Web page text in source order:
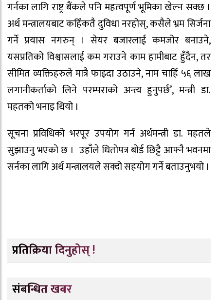
गर्नका लागि राष्ट्र बैंकले पनि महत्वपूर्ण भूमिका खेल्न सक्छ ।
अर्थ मन्त्रालयबाट कहिँकतै दुविधा नरहोस्, कसैले भ्रम सिर्जना
गर्ने प्रयास नगरुन् । सेयर बजारलाई कमजोर बनाउने,
यसप्रतिको विश्वासलाई कम गराउने काम हामीबाट हुँदैन, तर
सीमित व्यक्तिहरुले मात्रै फाइदा उठाउने, नाम चाहिँ ५६ लाख
लगानीकर्ताको लिने परम्पराको अन्त्य हुनुपर्छ’, मन्त्री डा.
महतको भनाइ थियो ।
सूचना प्रविधिको भरपूर उपयोग गर्न अर्थमन्त्री डा. महतले
सुझाउनु भएको छ । उहाँले धितोपत्र बोर्ड छिट्टै आफ्नै भवनमा
सर्नका लागि अर्थ मन्त्रालयले सक्दो सहयोग गर्ने बताउनुभयो ।
प्रतिक्रिया दिनुहोस् !
संबन्धित खबर